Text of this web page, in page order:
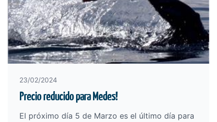
23/02/2024
Precio reducido para Medes!
El próximo día 5 de Marzo es el último día para